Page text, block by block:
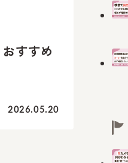
おすすめ
2026.05.20